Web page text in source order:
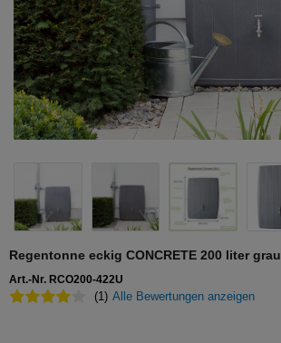
Regentonne eckig CONCRETE 200 liter grau
Art.-Nr. RCO200-422U
(1) Alle Bewertungen anzeigen